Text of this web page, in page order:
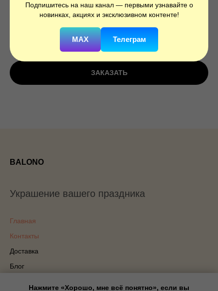
Подпишитесь на наш канал — первыми узнавайте о
новинках, акциях и эксклюзивном контенте!
MAX Телеграм
А ФИГУРА/P40 Лунная любовь
750
ЗАКАЗАТЬ
Нажмите «Хорошо, мне всё понятно», если вы
BALONO
Украшение вашего праздника
Главная
Контакты
Доставка
Блог